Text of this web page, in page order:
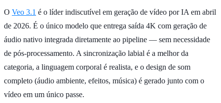
O Veo 3.1 é o líder indiscutível em geração de vídeo por IA em abril
de 2026. É o único modelo que entrega saída 4K com geração de
áudio nativo integrada diretamente ao pipeline — sem necessidade
de pós-processamento. A sincronização labial é a melhor da
categoria, a linguagem corporal é realista, e o design de som
completo (áudio ambiente, efeitos, música) é gerado junto com o
vídeo em um único passe.